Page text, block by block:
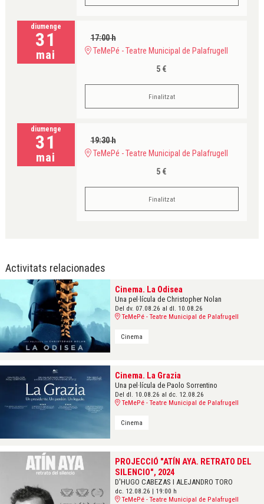
diumenge
31
mai
17:00 h
TeMePé - Teatre Municipal de Palafrugell
5 €
Finalitzat
diumenge
31
mai
19:30 h
TeMePé - Teatre Municipal de Palafrugell
5 €
Finalitzat
Activitats relacionades
Cinema. La Odisea
Una pel·lícula de Christopher Nolan
Del dv. 07.08.26 al dl. 10.08.26
TeMePé - Teatre Municipal de Palafrugell
Cinema
Cinema. La Grazia
Una pel·lícula de Paolo Sorrentino
Del dl. 10.08.26 al dc. 12.08.26
TeMePé - Teatre Municipal de Palafrugell
Cinema
PROJECCIÓ "ATÍN AYA. RETRATO DEL
SILENCIO", 2024
D'HUGO CABEZAS I ALEJANDRO TORO
dc. 12.08.26 | 19:00 h
TeMePé - Teatre Municipal de Palafrugell